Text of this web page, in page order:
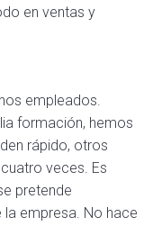
en ventas y
empleados.
formación, hemos
rápido, otros
veces. Es
pretende
empresa. No hace